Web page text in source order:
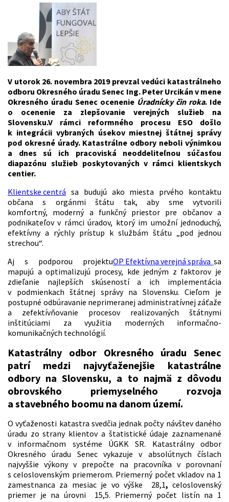
V utorok 26. novembra 2019 prevzal vedúci katastrálneho
odboru Okresného úradu Senec Ing. Peter Urcikán v mene
Okresného úradu Senec ocenenie Úradnícky čin roka. Ide
o ocenenie za zlepšovanie verejných služieb na
Slovensku.V rámci reformného procesu ESO došlo
k integrácii vybraných úsekov miestnej štátnej správy
pod okresné úrady. Katastrálne odbory neboli výnimkou
a dnes sú ich pracoviská neoddeliteľnou súčasťou
diapazónu služieb poskytovaných v rámci klientskych
centier.
Klientske centrá sa budujú ako miesta prvého kontaktu
občana s orgánmi štátu tak, aby sme vytvorili
komfortný, moderný a funkčný priestor pre občanov a
podnikateľov v rámci úradov, ktorý im umožní jednoduchý,
efektívny a rýchly prístup k službám štátu „pod jednou
strechou“.
Aj s podporou projektuOP Efektívna verejná správa sa
mapujú a optimalizujú procesy, kde jedným z faktorov je
zdieľanie najlepších skúseností a ich implementácia
v podmienkach štátnej správy na Slovensku. Cieľom je
postupné odbúravanie neprimeranej administratívnej záťaže
a zefektívňovanie procesov realizovaných štátnymi
inštitúciami za využitia moderných informačno-
komunikačných technológií.
Katastrálny odbor Okresného úradu Senec
patrí medzi najvyťaženejšie katastrálne
odbory na Slovensku, a to najmä z dôvodu
obrovského priemyselného rozvoja
a stavebného boomu na danom území.
O vyťaženosti katastra svedčia jednak počty návštev daného
úradu zo strany klientov a štatistické údaje zaznamenané
v informačnom systéme ÚGKK SR. Katastrálny odbor
Okresného úradu Senec vykazuje v absolútnych číslach
najvyššie výkony v prepočte na pracovníka v porovnaní
s celoslovenským priemerom. Priemerný počet vkladov na 1
zamestnanca za mesiac je vo výške 28,1, celoslovenský
priemer je na úrovni 15,5. Priemerný počet listín na 1